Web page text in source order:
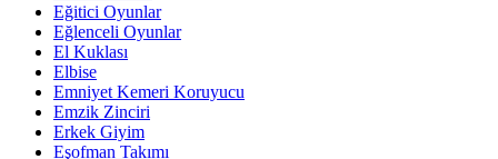
Eğitici Oyunlar
Eğlenceli Oyunlar
El Kuklası
Elbise
Emniyet Kemeri Koruyucu
Emzik Zinciri
Erkek Giyim
Eşofman Takımı